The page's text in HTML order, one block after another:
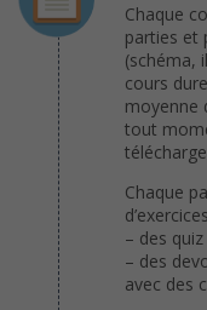
Chaque
parties et
(schéma,
cours
moyenne
tout
Chaque
– des
– des
avec des